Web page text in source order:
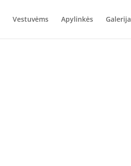
Vestuvėms Apylinkės Galerija